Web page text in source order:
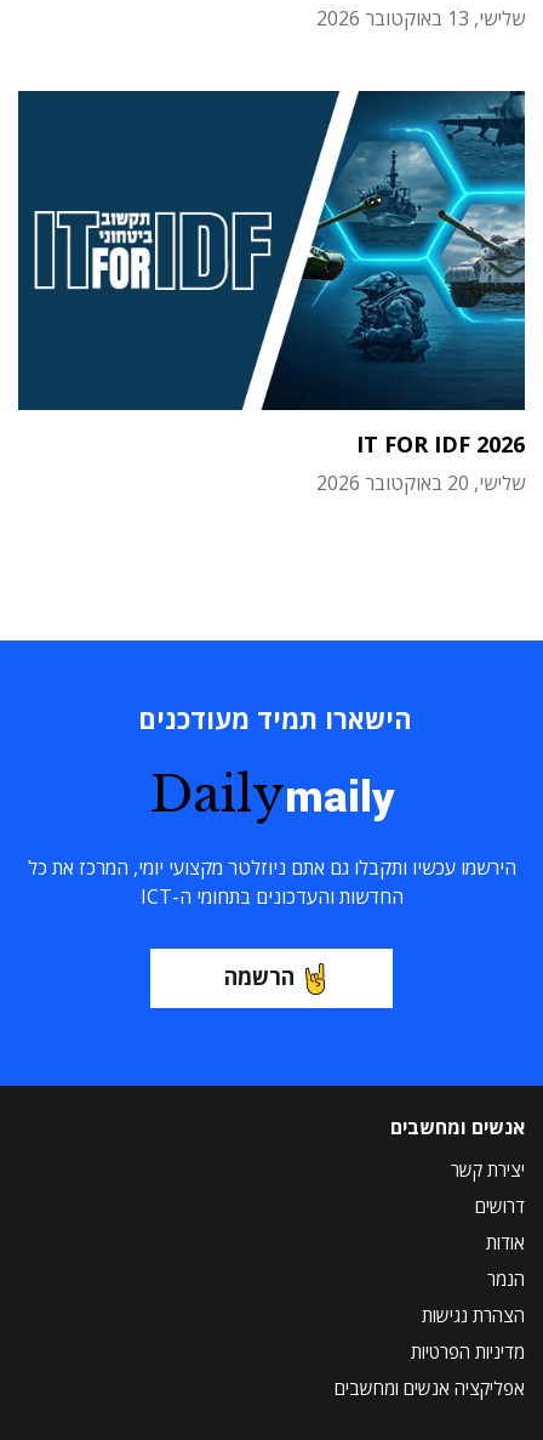
שלישי, 13 באוקטובר 2026
IT FOR IDF 2026
שלישי, 20 באוקטובר 2026
הישארו תמיד מעודכנים
Dailymaily
הירשמו עכשיו ותקבלו גם אתם ניוזלטר מקצועי יומי, המרכז את כל
החדשות והעדכונים בתחומי ה-ICT
הרשמה
אנשים ומחשבים
יצירת קשר
דרושים
אודות
הנמר
הצהרת נגישות
מדיניות הפרטיות
אפליקציה אנשים ומחשבים